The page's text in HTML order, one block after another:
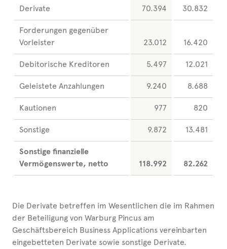
Derivate 70.394 30.832
Forderungen gegenüber
Vorleister
23.012 16.420
Debitorische Kreditoren 5.497 12.021
Geleistete Anzahlungen 9.240 8.688
Kautionen 977 820
Sonstige 9.872 13.481
Sonstige finanzielle
Vermögenswerte, netto
118.992 82.262
Die Derivate betreffen im Wesentlichen die im Rahmen
der Beteiligung von Warburg Pincus am
Geschäftsbereich Business Applications vereinbarten
eingebetteten Derivate sowie sonstige Derivate.